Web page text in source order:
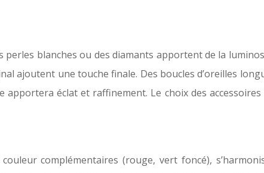
blanches ou des diamants apportent de la
ajoutent une touche finale. Des boucles d’oreilles
éclat et raffinement. Le choix des
complémentaires (rouge, vert foncé),